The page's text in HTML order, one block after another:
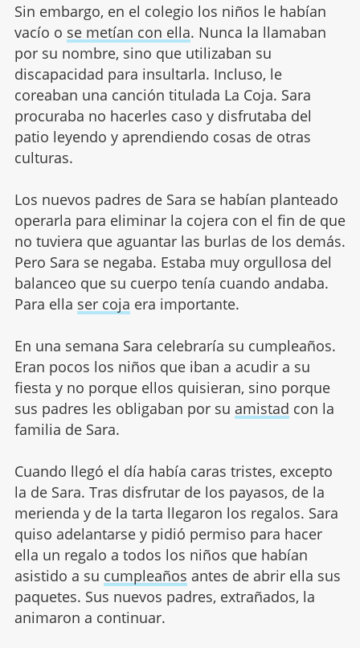
Sin embargo, en el colegio los niños le habían
vacío o se metían con ella. Nunca la llamaban
por su nombre, sino que utilizaban su
discapacidad para insultarla. Incluso, le
coreaban una canción titulada La Coja. Sara
procuraba no hacerles caso y disfrutaba del
patio leyendo y aprendiendo cosas de otras
culturas.
Los nuevos padres de Sara se habían planteado
operarla para eliminar la cojera con el fin de que
no tuviera que aguantar las burlas de los demás.
Pero Sara se negaba. Estaba muy orgullosa del
balanceo que su cuerpo tenía cuando andaba.
Para ella ser coja era importante.
En una semana Sara celebraría su cumpleaños.
Eran pocos los niños que iban a acudir a su
fiesta y no porque ellos quisieran, sino porque
sus padres les obligaban por su amistad con la
familia de Sara.
Cuando llegó el día había caras tristes, excepto
la de Sara. Tras disfrutar de los payasos, de la
merienda y de la tarta llegaron los regalos. Sara
quiso adelantarse y pidió permiso para hacer
ella un regalo a todos los niños que habían
asistido a su cumpleaños antes de abrir ella sus
paquetes. Sus nuevos padres, extrañados, la
animaron a continuar.